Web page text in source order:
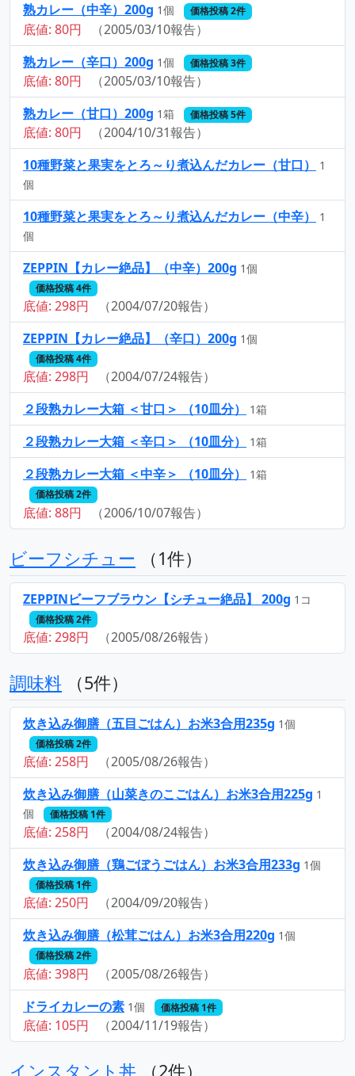
熟カレー（中辛）200g 1個 価格投稿 2件
底値: 80円
（2005/03/10報告）
熟カレー（辛口）200g 1個 価格投稿 3件
底値: 80円
（2005/03/10報告）
熟カレー（甘口）200g 1箱 価格投稿 5件
底値: 80円
（2004/10/31報告）
10種野菜と果実をとろ～り煮込んだカレー（甘口）
1
個
10種野菜と果実をとろ～り煮込んだカレー（中辛）
1
個
ZEPPIN【カレー絶品】（中辛）200g 1個
価格投稿 4件
底値: 298円
（2004/07/20報告）
ZEPPIN【カレー絶品】（辛口）200g 1個
価格投稿 4件
底値: 298円
（2004/07/24報告）
２段熟カレー大箱 ＜甘口＞ （10皿分）
1箱
２段熟カレー大箱 ＜辛口＞ （10皿分） 1箱
２段熟カレー大箱 ＜中辛＞ （10皿分） 1箱
価格投稿 2件
底値: 88円 （2006/10/07報告）
ビーフシチュー （1件）
ZEPPINビーフブラウン【シチュー絶品】 200g 1コ
価格投稿 2件
底値: 298円 （2005/08/26報告）
調味料 （5件）
炊き込み御膳（五目ごはん）お米3合用235g 1個
価格投稿 2件
底値: 258円
（2005/08/26報告）
炊き込み御膳（山菜きのこごはん）お米3合用225g 1
個
価格投稿 1件
底値: 258円
（2004/08/24報告）
炊き込み御膳（鶏ごぼうごはん）お米3合用233g 1個
価格投稿 1件
底値: 250円
（2004/09/20報告）
炊き込み御膳（松茸ごはん）お米3合用220g 1個
価格投稿 2件
底値: 398円
（2005/08/26報告）
ドライカレーの素 1個 価格投稿 1件
底値: 105円 （2004/11/19報告）
インスタント丼 （2件）